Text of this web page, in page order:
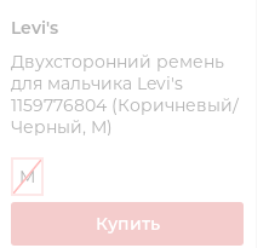
Levi's
Двухсторонний ремень
для мальчика Levi's
1159776804 (Коричневый/
Черный, M)
M
Купить